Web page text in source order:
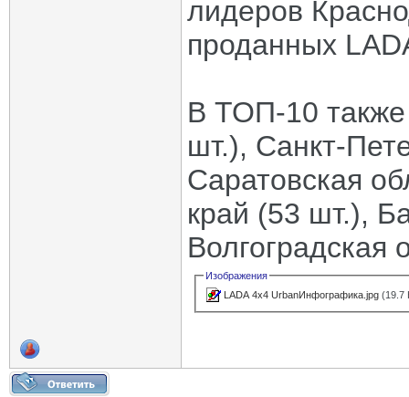
лидеров
проданных
В ТОП-10 также
шт.), Санкт-
Саратовская
край (53 шт.),
Волгоградская
Изображения
LADA 4x4 UrbanИнфографика.jpg (19.7